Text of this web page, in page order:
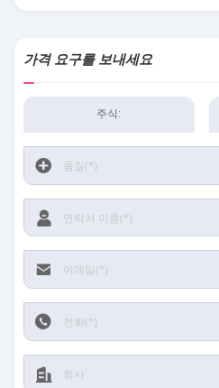
가격 요구를 보내세요
주식: